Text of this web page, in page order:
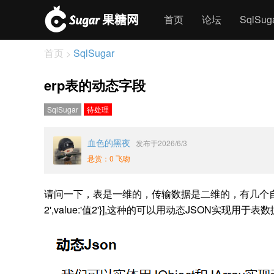
首页 论坛
首页 > SqlSugar
erp表的动态字段
SqlSugar 待处理
血色的黑夜
发布于2026/6/3
悬赏：0 飞吻
请问一下，表是一维的，传输数据是二维的，有几
2',value:'值2'}],这种的可以用动态JSON实现用于表